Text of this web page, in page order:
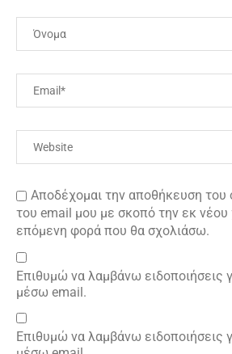
Αποδέχομαι την αποθήκευση του
του email μου με σκοπό την εκ νέου
επόμενη φορά που θα σχολιάσω.
Επιθυμώ να λαμβάνω ειδοποιήσεις
μέσω email.
Επιθυμώ να λαμβάνω ειδοποιήσεις